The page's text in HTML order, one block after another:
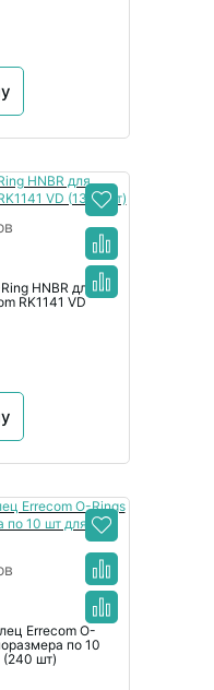
HNBR для
RK1141 VD
Errecom O-
по 10
шт)